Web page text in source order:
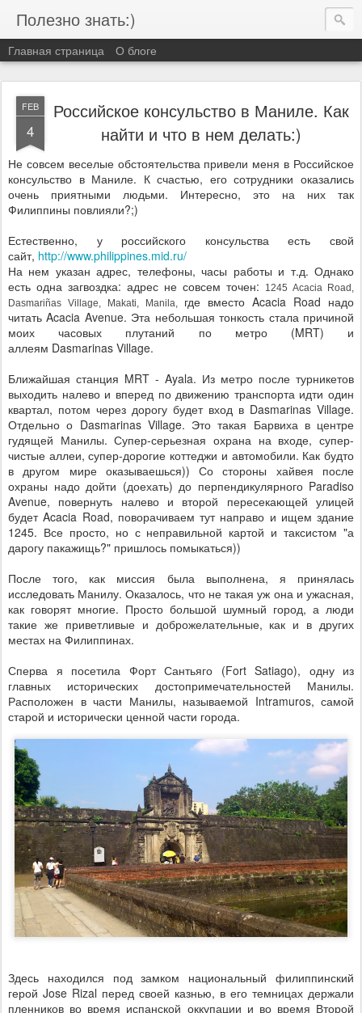
Полезно знать:)
Главная страница О блоге
FEB
4
Российское консульство в Маниле. Как
найти и что в нем делать:)
Не совсем веселые обстоятельства привели меня в Российское
консульство в Маниле. К счастью, его сотрудники оказались
очень приятными людьми. Интересно, это на них так
Филиппины повлияли?;)
Естественно, у российского консульства есть свой
сайт, http://www.philippines.mid.ru/
На нем указан адрес, телефоны, часы работы и т.д. Однако
есть одна загвоздка: адрес не совсем точен:
1245 Acacia Road,
Dasmariñas Village, Makati, Manila, где вместо Acacia Road надо
читать Acacia Avenue. Эта небольшая тонкость стала причиной
моих часовых плутаний по метро (MRT) и
аллеям Dasmarinas Village.
Ближайшая станция MRT - Ayala. Из метро после турникетов
выходить налево и вперед по движению транспорта идти один
квартал, потом через дорогу будет вход в Dasmarinas Village.
Отдельно о Dasmarinas Village. Это такая Барвиха в центре
гудящей Манилы. Супер-серьезная охрана на входе, супер-
чистые аллеи, супер-дорогие коттеджи и автомобили. Как будто
в другом мире оказываешься)) Со стороны хайвея после
охраны надо дойти (доехать) до перпендикулярного Paradiso
Avenue, повернуть налево и второй пересекающей улицей
будет Acacia Road, поворачиваем тут направо и ищем здание
1245. Все просто, но с неправильной картой и таксистом "а
дарогу пакажищь?" пришлось помыкаться))
После того, как миссия была выполнена, я принялась
исследовать Манилу. Оказалось, что не такая уж она и ужасная,
как говорят многие. Просто большой шумный город, а люди
такие же приветливые и доброжелательные, как и в других
местах на Филиппинах.
Сперва я посетила Форт Сантьяго (Fort Satiago), одну из
главных исторических достопримечательностей Манилы.
Расположен в части Манилы, называемой Intramuros, самой
старой и исторически ценной части города.
Здесь находился под замком национальный филиппинский
герой Jose Rizal перед своей казнью, в его темницах держали
пленников во время испанской оккупации и во время Второй